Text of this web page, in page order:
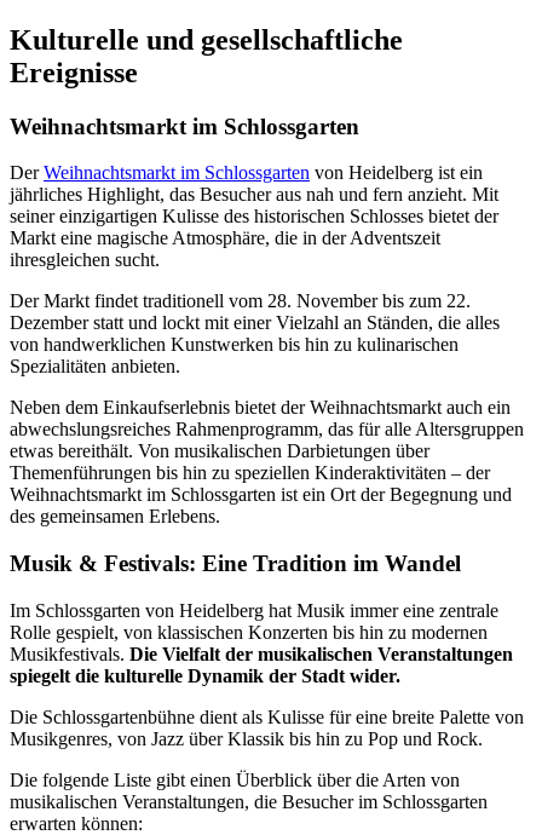
Kulturelle und gesellschaftliche
Ereignisse
Weihnachtsmarkt im Schlossgarten
DerWeihnachtsmarkt im Schlossgarten von Heidelberg ist ein
jährliches Highlight, das Besucher aus nah und fern anzieht. Mit
seiner einzigartigen Kulisse des historischen Schlosses bietet der
Markt eine magische Atmosphäre, die in der Adventszeit
ihresgleichen sucht.
Der Markt findet traditionell vom 28. November bis zum 22.
Dezember statt und lockt mit einer Vielzahl an Ständen, die alles
von handwerklichen Kunstwerken bis hin zu kulinarischen
Spezialitäten anbieten.
Neben dem Einkaufserlebnis bietet der Weihnachtsmarkt auch ein
abwechslungsreiches Rahmenprogramm, das für alle Altersgruppen
etwas bereithält. Von musikalischen Darbietungen über
Themenführungen bis hin zu speziellen Kinderaktivitäten – der
Weihnachtsmarkt im Schlossgarten ist ein Ort der Begegnung und
des gemeinsamen Erlebens.
Musik & Festivals: Eine Tradition im Wandel
Im Schlossgarten von Heidelberg hat Musik immer eine zentrale
Rolle gespielt, von klassischen Konzerten bis hin zu modernen
Musikfestivals. Die Vielfalt der musikalischen Veranstaltungen
spiegelt die kulturelle Dynamik der Stadt wider.
Die Schlossgartenbühne dient als Kulisse für eine breite Palette von
Musikgenres, von Jazz über Klassik bis hin zu Pop und Rock.
Die folgende Liste gibt einen Überblick über die Arten von
musikalischen Veranstaltungen, die Besucher im Schlossgarten
erwarten können: